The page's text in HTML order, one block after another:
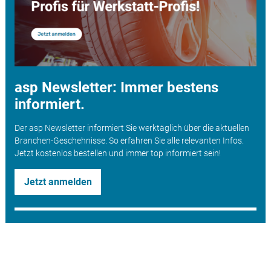
asp Newsletter: Immer bestens
informiert.
Der asp Newsletter informiert Sie werktäglich über die aktuellen
Branchen-Geschehnisse. So erfahren Sie alle relevanten Infos.
Jetzt kostenlos bestellen und immer top informiert sein!
Jetzt anmelden